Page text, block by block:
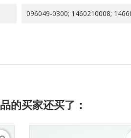
096049-0300; 1460210008;
的买家还买了：